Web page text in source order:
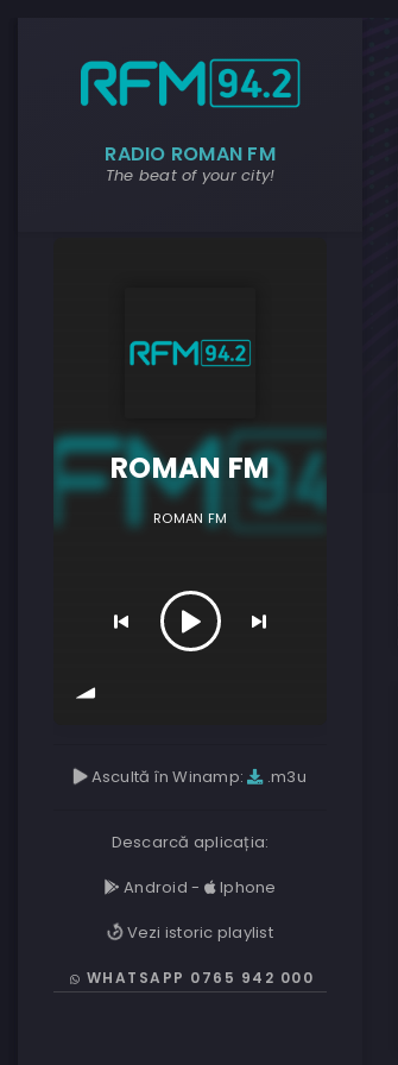
RADIO ROMAN FM
The beat of your city!
ROMAN FM
ROMAN FM
Ascultă în Winamp: .m3u
Descarcă aplicația:
Android -
Iphone
Vezi istoric playlist
WHATSAPP 0765 942 000